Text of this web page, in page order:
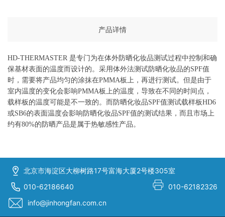
产品详情
HD-THERMASTER 是专门为在体外防晒化妆品测试过程中控制和确
保基材表面的温度而设计的。采用体外法测试防晒化妆品的SPF值
时，需要将产品均匀的涂抹在PMMA板上，再进行测试。但是由于
室内温度的变化会影响PMMA板上的温度，导致在不同的时间点，
载样板的温度可能是不一致的。而防晒化妆品SPF值测试载样板HD6
或SB6的表面温度会影响防晒化妆品SPF值的测试结果，而且市场上
约有80%的防晒产品是属于热敏感性产品。
北京市海淀区大柳树路17号富海大厦2号楼305室
010-62186640
010-62182326
info@jinhongfan.com.cn